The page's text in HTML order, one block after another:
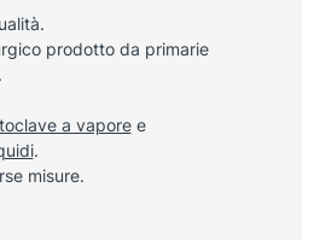
prodotto da primarie
a vaporee
.
misure.